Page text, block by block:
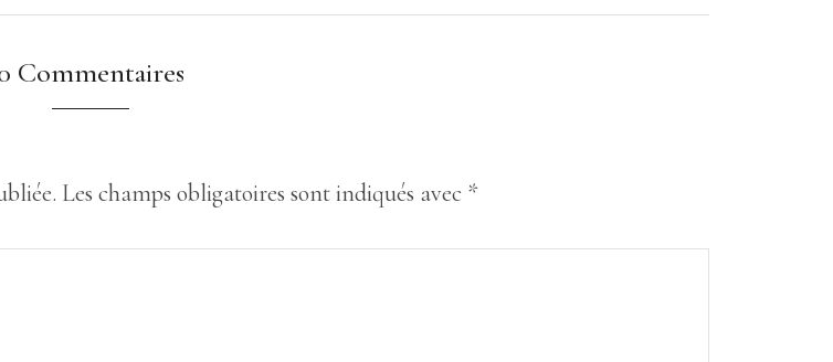
Commentaires
Les champs obligatoires sont indiqués avec *